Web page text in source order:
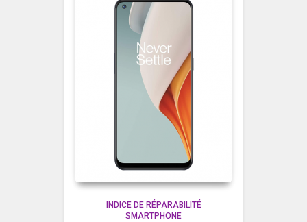
INDICE DE RÉPARABILITÉ
SMARTPHONE